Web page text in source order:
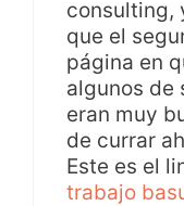
consulting,
que el
página en
algunos de
eran muy
de currar
Este es el
trabajo